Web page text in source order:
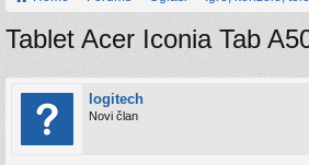
Tablet Acer Iconia Tab
logitech
Novi član